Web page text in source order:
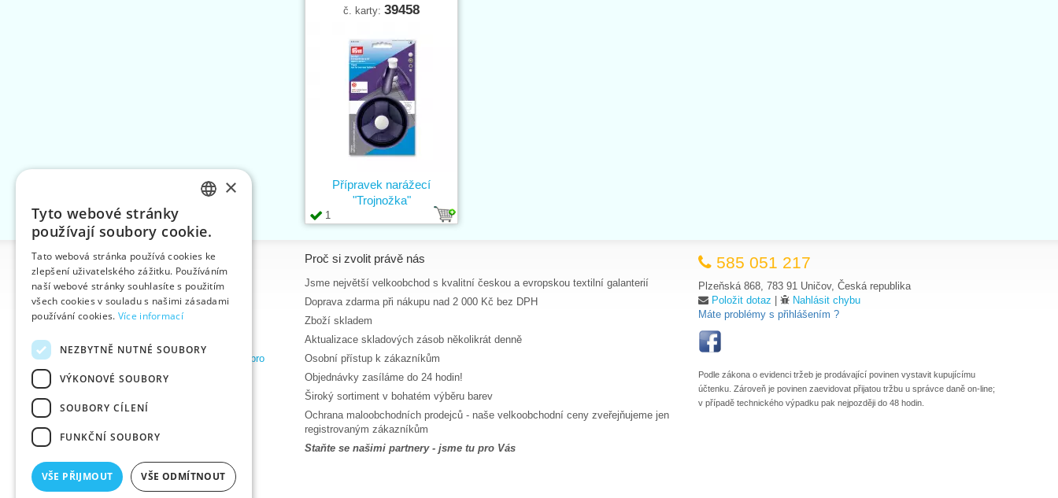
č. karty: 39458
1
Přípravek narážecí
"Trojnožka"
Informace
Úvodní strana
Kontakt
Mapa stránek
Obchodní podmínky e-shopu VTC, a.s. pro
zákazníky z České republiky
Nápověda
Ke stažení
Produktová videa, video návody
Proč si zvolit právě nás
Jsme největší velkoobchod s kvalitní českou a evropskou textilní galanterií
Doprava zdarma při nákupu nad 2 000 Kč bez DPH
Zboží skladem
Aktualizace skladových zásob několikrát denně
Osobní přístup k zákazníkům
Objednávky zasíláme do 24 hodin!
Široký sortiment v bohatém výběru barev
Ochrana maloobchodních prodejců - naše velkoobchodní ceny zveřejňujeme jen
registrovaným zákazníkům
Staňte se našimi partnery - jsme tu pro Vás
585 051 217
Plzeňská 868, 783 91 Uničov, Česká republika
Položit dotaz
Nahlásit chybu
Máte problémy s přihlášením ?
Podle zákona o evidenci tržeb je prodávající povinen vystavit kupujícímu
účtenku. Zároveň je povinen zaevidovat přijatou tržbu u správce daně on-line;
v případě technického výpadku pak nejpozději do 48 hodin.
ENGLISH
GERMAN
×
Tyto webové stránky
používají soubory cookie.
Tato webová stránka používá cookies ke
zlepšení uživatelského zážitku. Používáním
naší webové stránky souhlasíte s použitím
všech cookies v souladu s našimi zásadami
používání cookies. Více informací
NEZBYTNĚ NUTNÉ SOUBORY
VÝKONOVÉ SOUBORY
SOUBORY CÍLENÍ
FUNKČNÍ SOUBORY
VŠE PŘIJMOUT VŠE ODMÍTNOUT